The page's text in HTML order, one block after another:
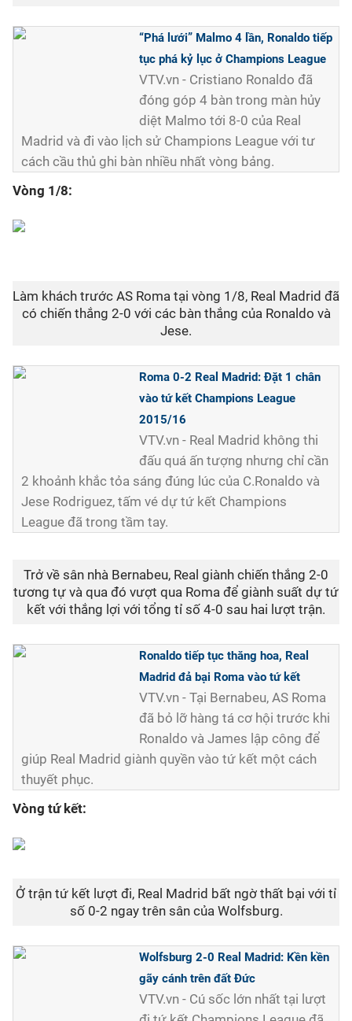
“Phá lưới” Malmo 4 lần, Ronaldo tiếp
tục phá kỷ lục ở Champions League
VTV.vn - Cristiano Ronaldo đã
đóng góp 4 bàn trong màn hủy
diệt Malmo tới 8-0 của Real
Madrid và đi vào lịch sử Champions League với tư
cách cầu thủ ghi bàn nhiều nhất vòng bảng.
Vòng 1/8:
Làm khách trước AS Roma tại vòng 1/8, Real Madrid đã
có chiến thắng 2-0 với các bàn thắng của Ronaldo và
Jese.
Roma 0-2 Real Madrid: Đặt 1 chân
vào tứ kết Champions League
2015/16
VTV.vn - Real Madrid không thi
đấu quá ấn tượng nhưng chỉ cần
2 khoảnh khắc tỏa sáng đúng lúc của C.Ronaldo và
Jese Rodriguez, tấm vé dự tứ kết Champions
League đã trong tầm tay.
Trở về sân nhà Bernabeu, Real giành chiến thắng 2-0
tương tự và qua đó vượt qua Roma để giành suất dự tứ
kết với thắng lợi với tổng tỉ số 4-0 sau hai lượt trận.
Ronaldo tiếp tục thăng hoa, Real
Madrid đả bại Roma vào tứ kết
VTV.vn - Tại Bernabeu, AS Roma
đã bỏ lỡ hàng tá cơ hội trước khi
Ronaldo và James lập công để
giúp Real Madrid giành quyền vào tứ kết một cách
thuyết phục.
Vòng tứ kết:
Ở trận tứ kết lượt đi, Real Madrid bất ngờ thất bại với tỉ
số 0-2 ngay trên sân của Wolfsburg.
Wolfsburg 2-0 Real Madrid: Kền kền
gãy cánh trên đất Đức
VTV.vn - Cú sốc lớn nhất tại lượt